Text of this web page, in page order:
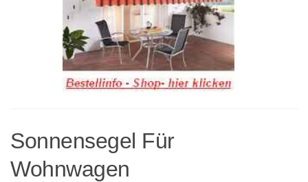
Sonnensegel Für
Wohnwagen